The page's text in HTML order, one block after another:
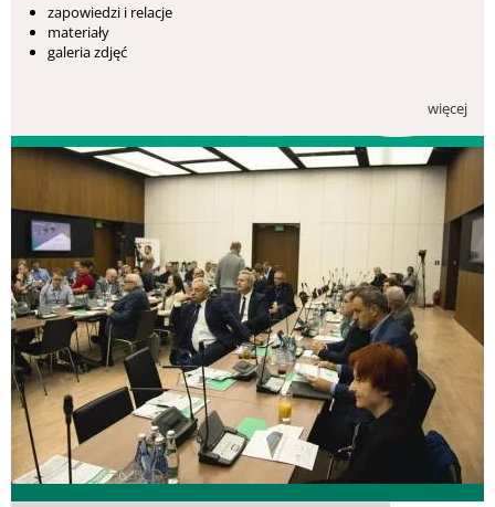
zapowiedzi i relacje
materiały
galeria zdjęć
więcej